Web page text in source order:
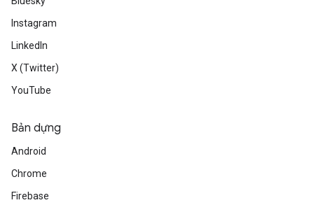
Instagram
LinkedIn
X (Twitter)
YouTube
Bản dựng
Android
Chrome
Firebase